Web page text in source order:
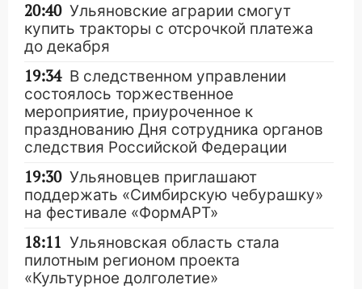
20:40 Ульяновские аграрии смогут
купить тракторы с отсрочкой платежа
до декабря
19:34 В следственном управлении
состоялось торжественное
мероприятие, приуроченное к
празднованию Дня сотрудника органов
следствия Российской Федерации
19:30 Ульяновцев приглашают
поддержать «Симбирскую чебурашку»
на фестивале «ФормАРТ»
18:11 Ульяновская область стала
пилотным регионом проекта
«Культурное долголетие»